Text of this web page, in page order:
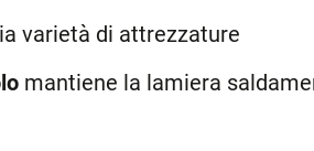
varietà di attrezzature
mantiene la lamiera